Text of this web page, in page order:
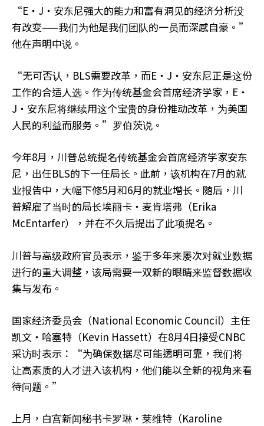
“E‧J‧安东尼强大的能力和富有洞见的经济分析没
有改变——我们为他是我们团队的一员而深感自豪。”
他在声明中说。
“无可否认，BLS需要改革，而E‧J‧安东尼正是这份
工作的合适人选。作为传统基金会首席经济学家，E‧
J‧安东尼将继续用这个宝贵的身份推动改革，为美国
人民的利益而服务。”罗伯茨说。
今年8月，川普总统提名传统基金会首席经济学家安东
尼，出任BLS的下一任局长。此前，该机构在7月的就
业报告中，大幅下修5月和6月的就业增长。随后，川
普解雇了当时的局长埃丽卡‧麦肯塔弗（Erika
McEntarfer），并在不久后提出了此项提名。
川普与高级政府官员表示，鉴于多年来屡次对就业数据
进行的重大调整，该局需要一双新的眼睛来监督数据收
集与发布。
国家经济委员会（National Economic Council）主任
凯文‧哈塞特（Kevin Hassett）在8月4日接受CNBC
采访时表示：“为确保数据尽可能透明可靠，我们将
让高素质的人才进入该机构，他们能以全新的视角来看
待问题。”
上月，白宫新闻秘书卡罗琳‧莱维特（Karoline